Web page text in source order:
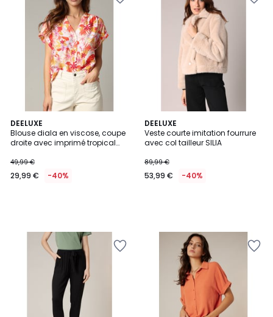
DEELUXE
Blouse diala en viscose, coupe
droite avec imprimé tropical
49,99 €
29,99 € -40%
DEELUXE
Veste courte imitation fourrure
avec col tailleur SILIA
89,99 €
53,99 € -40%